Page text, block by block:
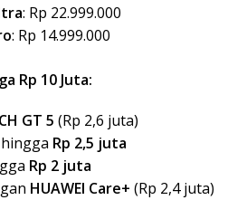
: Rp 22.999.000
: Rp 14.999.000
Rp 10 Juta:
GT 5 (Rp 2,6 juta)
Rp 2,5 juta
Rp 2 juta
HUAWEI Care+ (Rp 2,4 juta)